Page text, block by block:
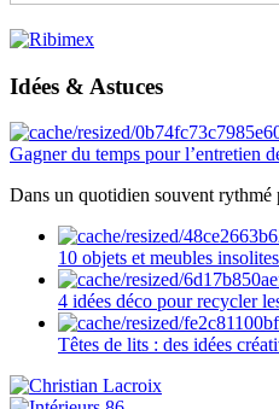
Idées & Astuces
Gagner du temps pour l’entretien
Dans un quotidien souvent rythmé
10 objets et meubles
4 idées déco pour recycler
Têtes de lits : des idées